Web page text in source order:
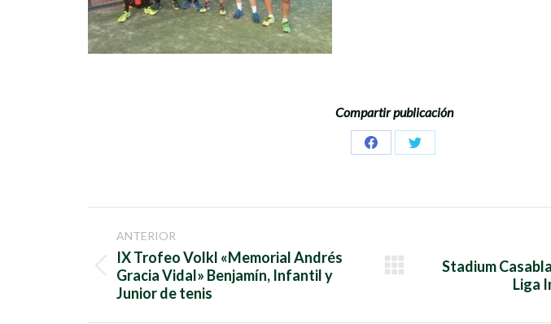
Compartir publicación
Share
Share
Navegación
entre
publicaciones
ANTERIOR
Publicación
anterior:
IX Trofeo Volkl «Memorial Andrés
Gracia Vidal» Benjamín, Infantil y
Junior de tenis
Publicación
Stadium
Liga